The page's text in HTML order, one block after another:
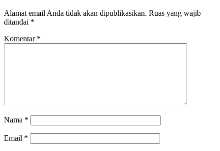
Alamat email Anda tidak akan dipublikasikan. Ruas yang wajib
ditandai *
Komentar *
Nama *
Email *